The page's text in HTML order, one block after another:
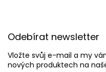
Odebírat newsletter
Vložte svůj e-mail a my
nových produktech na